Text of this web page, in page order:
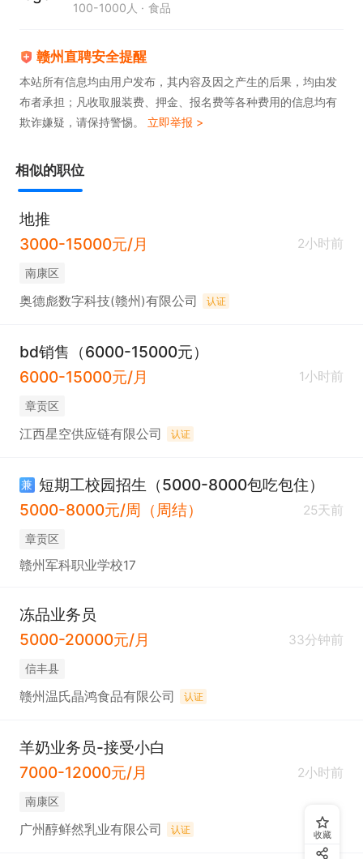
100-1000人 食品
赣州直聘安全提醒
本站所有信息均由用户发布，其内容及因之产生的后果，均由发
布者承担；凡收取服装费、押金、报名费等各种费用的信息均有
欺诈嫌疑，请保持警惕。 立即举报 >
相似的职位
地推
3000-15000元/月
2小时前
南康区
奥德彪数字科技(赣州)有限公司 认证
bd销售（6000-15000元）
6000-15000元/月
1小时前
章贡区
江西星空供应链有限公司 认证
兼 短期工校园招生（5000-8000包吃包住）
5000-8000元/周（周结）
25天前
章贡区
赣州军科职业学校17
冻品业务员
5000-20000元/月
33分钟前
信丰县
赣州温氏晶鸿食品有限公司 认证
羊奶业务员-接受小白
7000-12000元/月
2小时前
南康区
广州醇鲜然乳业有限公司 认证 收藏